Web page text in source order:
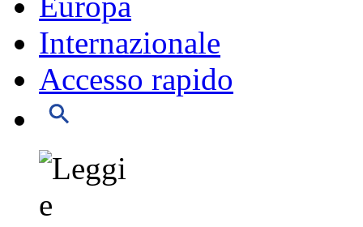
Internazionale
Accesso rapido